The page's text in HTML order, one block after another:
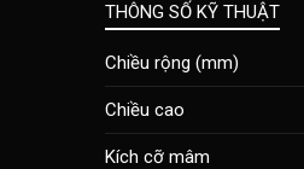
THÔNG SỐ KỸ THUẬT
Chiều rộng (mm)
Chiều cao
Kích cỡ mâm